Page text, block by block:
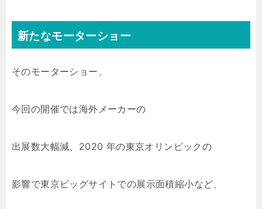
新たなモーターショー
そのモーターショー、
今回の開催では海外メーカーの
出展数大幅減、2020 年の東京オリンピックの
影響で東京ビッグサイトでの展示面積縮小など、